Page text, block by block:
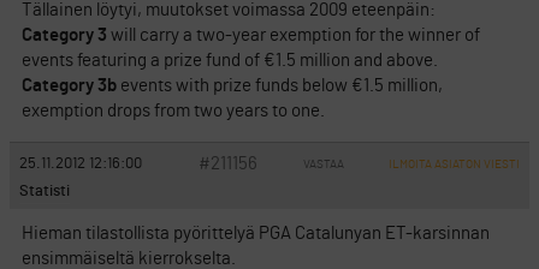
Tällainen löytyi, muutokset voimassa 2009 eteenpäin:
Category 3 will carry a two-year exemption for the winner of
events featuring a prize fund of €1.5 million and above.
Category 3b events with prize funds below €1.5 million,
exemption drops from two years to one.
25.11.2012 12:16:00 #211156 VASTAA ILMOITA ASIATON VIESTI
Statisti
Hieman tilastollista pyörittelyä PGA Catalunyan ET-karsinnan
ensimmäiseltä kierrokselta.